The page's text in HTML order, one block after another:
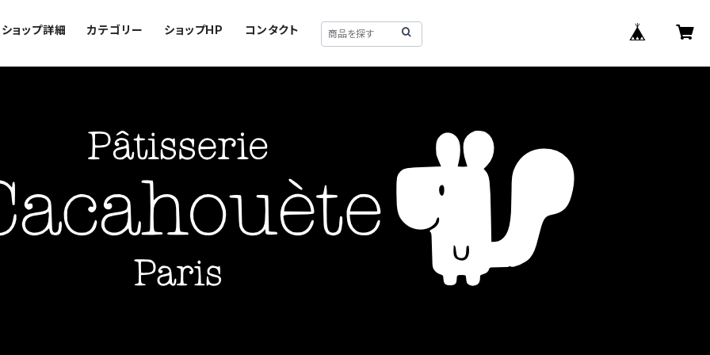
ショップ詳細 カテゴリー ショップHP コンタクト